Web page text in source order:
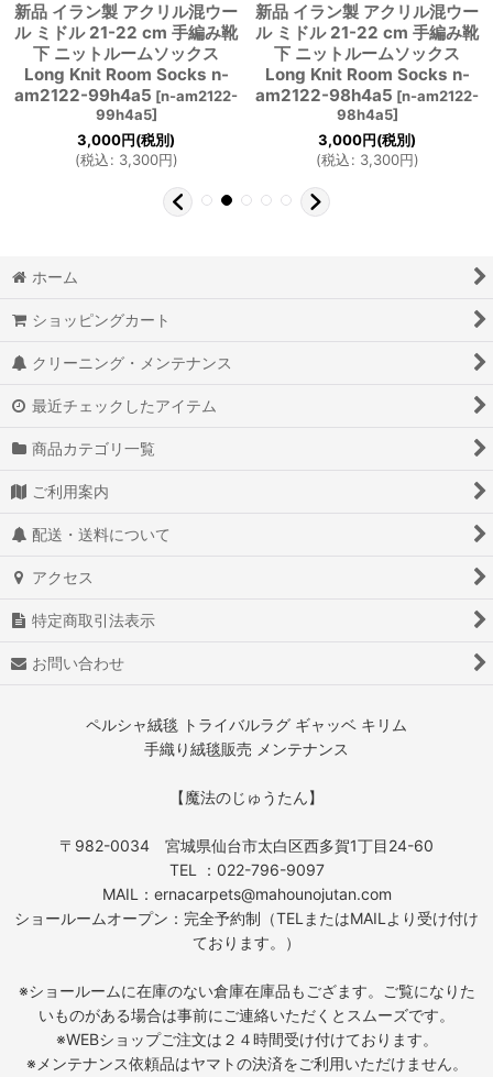
新品 イラン製 アクリル混ウー
ル ミドル 21-22 cm 手編み靴
下 ニットルームソックス
Long Knit Room Socks n-
am2122-99h4a5 [n-am2122-
99h4a5]
3,000円(税別)
(税込: 3,300円)
新品 イラン製 アクリル混ウー
ル ミドル 21-22 cm 手編み靴
下 ニットルームソックス
Long Knit Room Socks n-
am2122-98h4a5 [n-am2122-
98h4a5]
3,000円(税別)
(税込: 3,300円)
ホーム
ショッピングカート
クリーニング・メンテナンス
最近チェックしたアイテム
商品カテゴリ一覧
ご利用案内
配送・送料について
アクセス
特定商取引法表示
お問い合わせ
ペルシャ絨毯 トライバルラグ ギャッベ キリム
手織り絨毯販売 メンテナンス
【魔法のじゅうたん】
〒982-0034 宮城県仙台市太白区西多賀1丁目24-60
TEL ：022-796-9097
MAIL：ernacarpets@mahounojutan.com
ショールームオープン：完全予約制（TELまたはMAILより受け付け
ております。）
※ショールームに在庫のない倉庫在庫品もござます。ご覧になりた
いものがある場合は事前にご連絡いただくとスムーズです。
※WEBショップご注文は２４時間受け付けております。
※メンテナンス依頼品はヤマトの決済をご利用いただけません。